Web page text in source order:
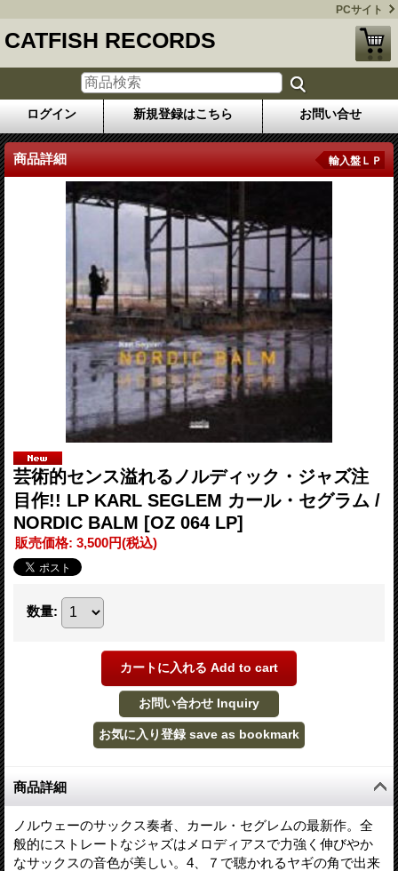
PCサイト
CATFISH RECORDS
ログイン 新規登録はこちら お問い合せ
商品詳細 輸入盤ＬＰ
芸術的センス溢れるノルディック・ジャズ注
目作!! LP KARL SEGLEM カール・セグラム /
NORDIC BALM [OZ 064 LP]
販売価格: 3,500円(税込)
数量:
商品詳細
ノルウェーのサックス奏者、カール・セグレムの最新作。全
般的にストレートなジャズはメロディアスで力強く伸びやか
なサックスの音色が美しい。4、７で聴かれるヤギの角で出来